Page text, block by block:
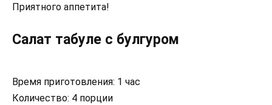
Приятного аппетита!
Салат табуле с булгуром
Время приготовления: 1 час
Количество: 4 порции